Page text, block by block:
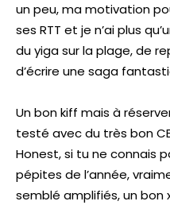
un peu, ma motivation
ses RTT et je n’ai plus
du yiga sur la plage, de
d’écrire une saga
Un bon kiff mais à
testé avec du très bon
Honest, si tu ne connais
pépites de l’année,
semblé amplifiés, un bon